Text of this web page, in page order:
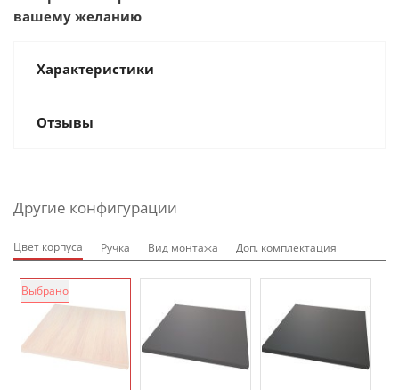
вашему желанию
Характеристики
Отзывы
Другие конфигурации
Цвет корпуса Ручка Вид монтажа Доп. комплектация
Выбрано